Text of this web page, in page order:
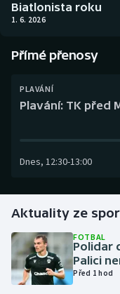
Box
Curling
Dostihy
Gymnastika
Házená
Jezdectví
Biatlonista roku
1. 6. 2026
Přímé přenosy
PLAVÁNÍ
Plavání: TK před
Dnes, 12:30-13:00
Aktuality ze
FOTBAL
Polidar
Palici
Před 1 hod